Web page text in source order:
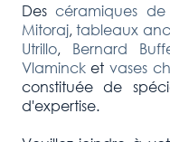
Des céramiques de
Mitoraj,tableaux
Utrillo, Bernard
Vlamincketvases
constituée de
d'expertise.